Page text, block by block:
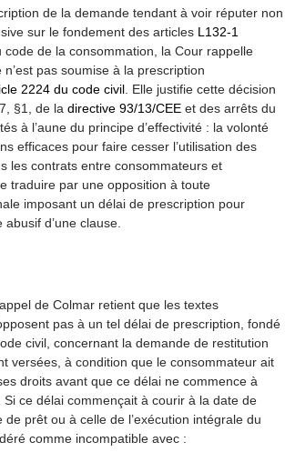
de la demande tendant à voir réputer non
sur le fondement des articles L132-1
code de la consommation, la Cour rappelle
n’est pas soumise à la prescription
2224 du code civil . Elle justifie cette décision
§1, de la directive 93/13/CEE et des arrêts du
à l’aune du principe d’effectivité : la volonté
efficaces pour faire cesser l’utilisation des
les contrats entre consommateurs et
traduire par une opposition à toute
imposant un délai de prescription pour
d’une clause.
de Colmar retient que les textes
pas à un tel délai de prescription, fondé
civil, concernant la demande de restitution
versées, à condition que le consommateur ait
droits avant que ce délai ne commence à
Si ce délai commençait à courir à la date de
de prêt ou à celle de l’exécution intégrale du
comme incompatible avec :